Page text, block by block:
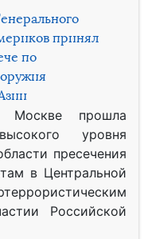
принял
по
прошла
уровня
пресечения
в Центральной
Российской